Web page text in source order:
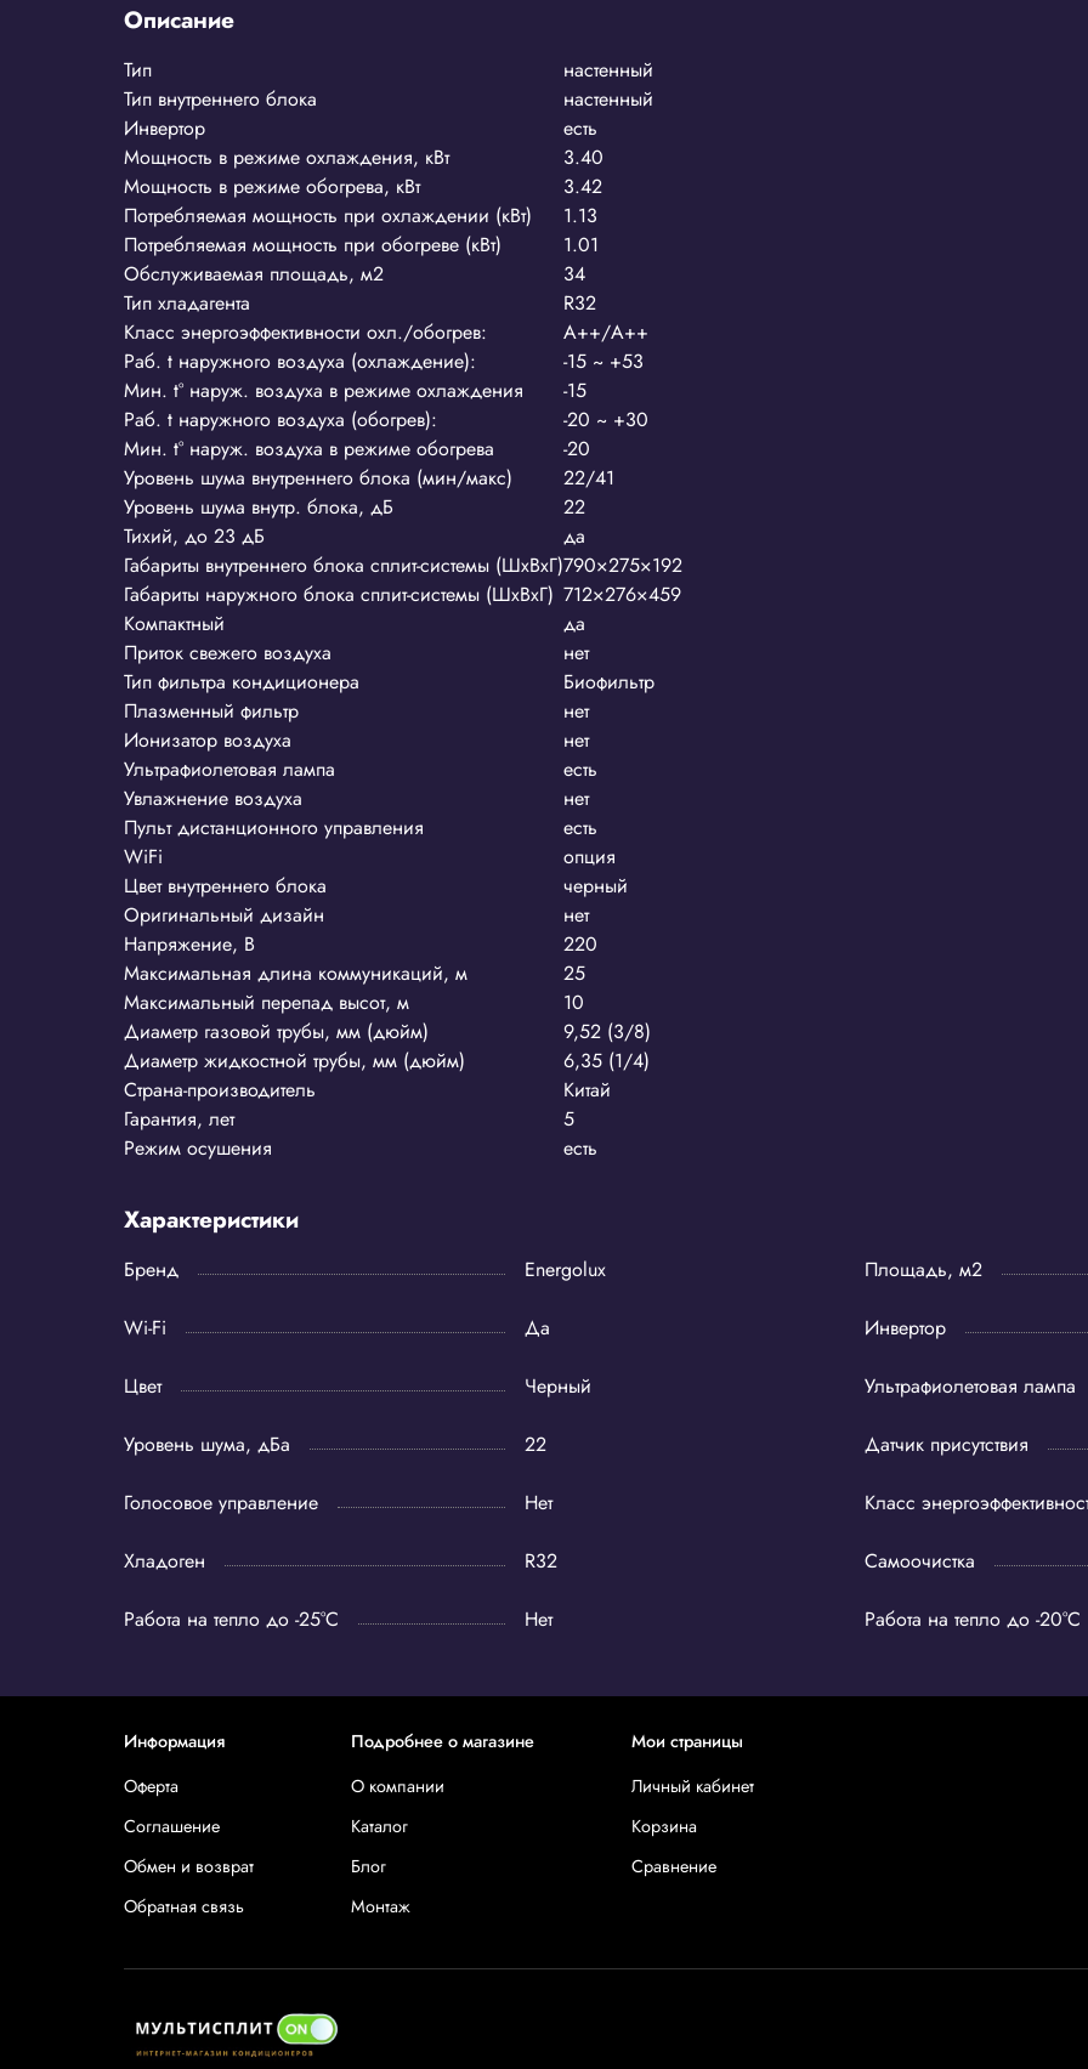
Описание
Тип
настенный
Тип внутреннего блока
настенный
Инвертор
есть
Мощность в режиме охлаждения, кВт
3.40
Мощность в режиме обогрева, кВт
3.42
Потребляемая мощность при охлаждении (кВт)
1.13
Потребляемая мощность при обогреве (кВт)
1.01
Обслуживаемая площадь, м2
34
Тип хладагента
R32
Класс энергоэффективности охл./обогрев:
А++/А++
Раб. t наружного воздуха (охлаждение):
-15 ~ +53
Мин. t° наруж. воздуха в режиме охлаждения
-15
Раб. t наружного воздуха (обогрев):
-20 ~ +30
Мин. t° наруж. воздуха в режиме обогрева
-20
Уровень шума внутреннего блока (мин/макс)
22/41
Уровень шума внутр. блока, дБ
22
Тихий, до 23 дБ
да
Габариты внутреннего блока сплит-системы (ШxВxГ)790×275×192
Габариты наружного блока сплит-системы (ШxВxГ) 712×276×459
Компактный
да
Приток свежего воздуха
нет
Тип фильтра кондиционера
Биофильтр
Плазменный фильтр
нет
Ионизатор воздуха
нет
Ультрафиолетовая лампа
есть
Увлажнение воздуха
нет
Пульт дистанционного управления
есть
WiFi
опция
Цвет внутреннего блока
черный
Оригинальный дизайн
нет
Напряжение, В
220
Максимальная длина коммуникаций, м
25
Максимальный перепад высот, м
10
Диаметр газовой трубы, мм (дюйм)
9,52 (3/8)
Диаметр жидкостной трубы, мм (дюйм)
6,35 (1/4)
Страна-производитель
Китай
Гарантия, лет
5
Режим осушения
есть
Характеристики
Бренд Energolux Площадь, м2
Wi-Fi Да Инвертор
Цвет Черный Ультрафиолетовая лампа
Уровень шума, дБа 22 Датчик присутствия
Голосовое управление Нет Класс
Хладоген R32 Самоочистка
Работа на тепло до -25°C Нет Работа на тепло до -20°С
Информация
Оферта
Соглашение
Обмен и возврат
Обратная связь
Подробнее о магазине
О компании
Каталог
Блог
Монтаж
Мои страницы
Личный кабинет
Корзина
Сравнение